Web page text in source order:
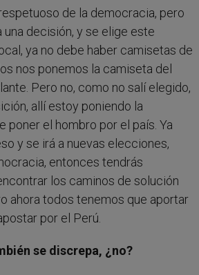
de la democracia, pero
una decisión, y se elige este
ya no debe haber camisetas de
nos ponemos la camiseta del
Pero no, como no salí elegido,
allí estoy poniendo la
poner el hombro por el país. Ya
y se irá a nuevas elecciones,
entonces tendrás
los caminos de solución
ahora todos tenemos que aportar
por el Perú.
se discrepa, ¿no?